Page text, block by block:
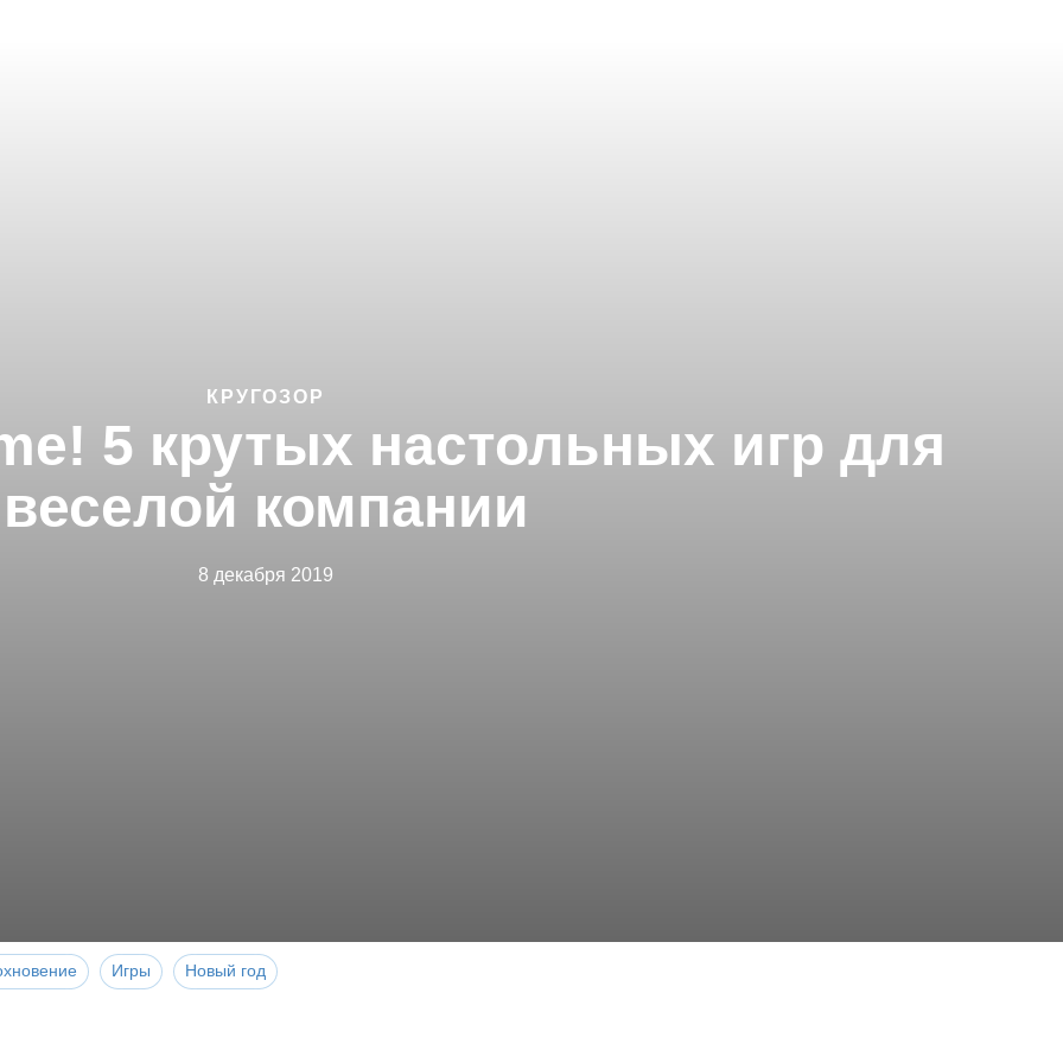
КРУГОЗОР
5 крутых настольных игр для
веселой компании
8 декабря 2019
Игры Новый год